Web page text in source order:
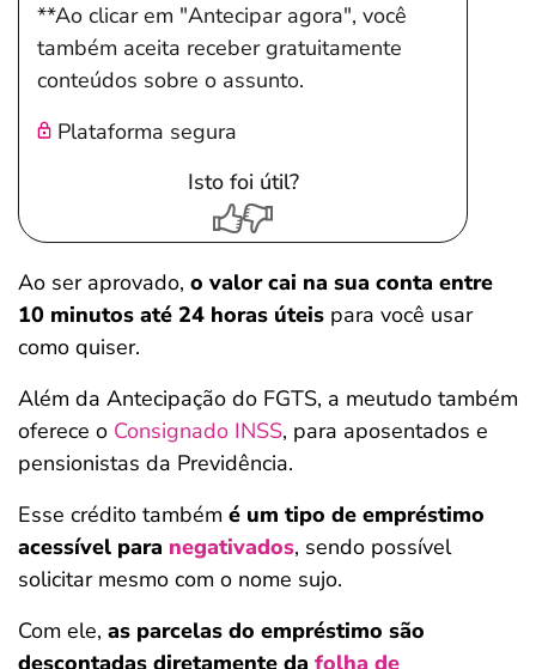
**Ao clicar em "Antecipar agora", você
também aceita receber gratuitamente
conteúdos sobre o assunto.
Plataforma segura
Isto foi útil?
Ao ser aprovado, o valor cai na sua conta entre
10 minutos até 24 horas úteis para você usar
como quiser.
Além da Antecipação do FGTS, a meutudo também
oferece o Consignado INSS, para aposentados e
pensionistas da Previdência.
Esse crédito também é um tipo de empréstimo
acessível para negativados, sendo possível
solicitar mesmo com o nome sujo.
Com ele, as parcelas do empréstimo são
descontadas diretamente da folha de